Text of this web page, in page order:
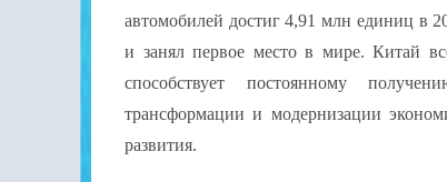
автомобилей достиг 4,91 млн единиц в
и занял первое место в мире. Китай
способствует постоянному
трансформации и модернизации
развития.